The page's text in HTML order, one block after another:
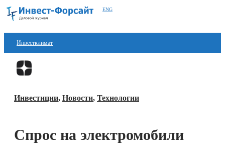
ENG
Инвестклимат
Финансы
Блокчейн
Технологии
Инвестиции, Новости, Технологии
Спрос на электромобили